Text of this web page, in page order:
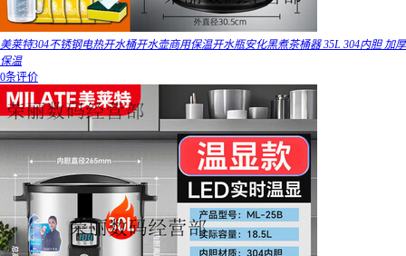
美莱特304不锈钢电热开水桶开水壶商用保温开水瓶安化黑煮茶桶器 35L 304内胆 加厚
保温
0条评价